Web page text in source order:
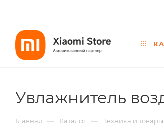
Увлажнитель
Главная — Каталог — Техника и